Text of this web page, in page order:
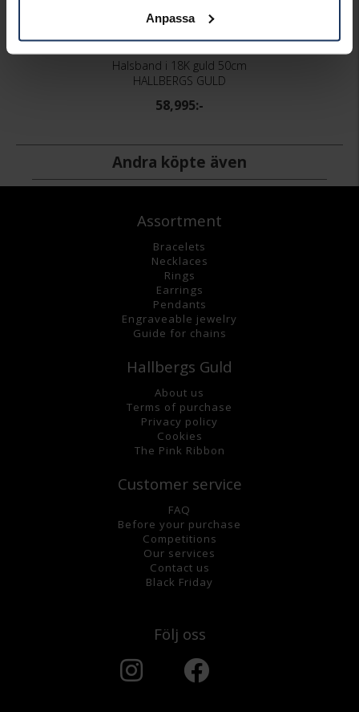
Anpassa
Halsband i 18K guld 50cm
HALLBERGS GULD
58,995:-
Andra köpte även
Assortment
Bracelets
Necklaces
Rings
Earrings
Pendants
Engraveable jewelry
Guide for chains
Hallbergs Guld
About us
Terms of purchase
Privacy policy
Cookies
The Pink Ribbon
Customer service
FAQ
Before your purchase
Competitions
Our services
Contact us
Black Friday
Följ oss